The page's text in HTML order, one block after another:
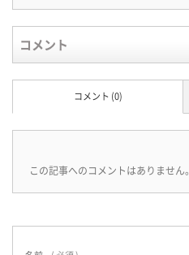
コメント
コメント (0)
この記事へのコメントはありません。